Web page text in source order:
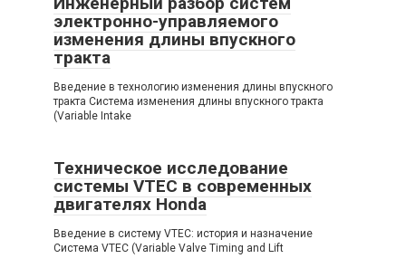
электронно-управляемого
изменения длины впускного
тракта
Введение в технологию изменения длины впускного
тракта Система изменения длины впускного тракта
(Variable Intake
Техническое исследование
системы VTEC в современных
двигателях Honda
Введение в систему VTEC: история и назначение
Система VTEC (Variable Valve Timing and Lift